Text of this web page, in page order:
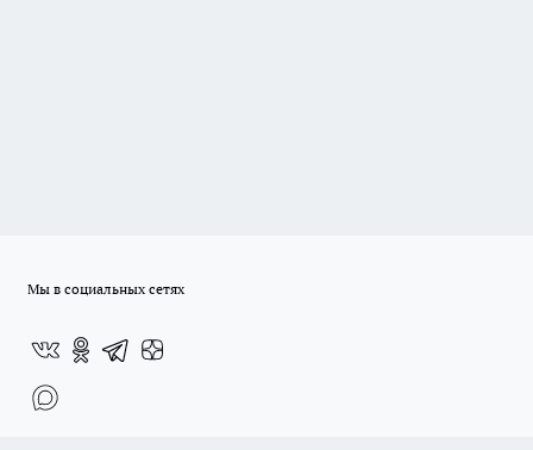
Мы в социальных сетях